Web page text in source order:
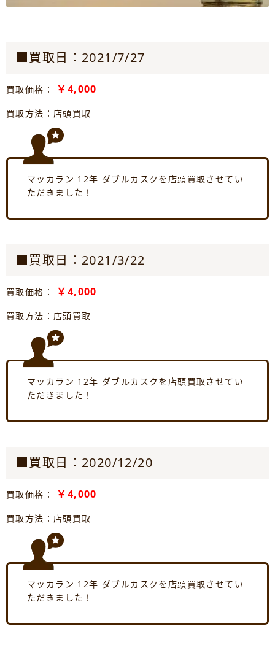
■買取日：2021/7/27
買取価格： ￥4,000
買取方法：店頭買取
マッカラン 12年 ダブルカスクを店頭買取させてい
ただきました！
■買取日：2021/3/22
買取価格： ￥4,000
買取方法：店頭買取
マッカラン 12年 ダブルカスクを店頭買取させてい
ただきました！
■買取日：2020/12/20
買取価格： ￥4,000
買取方法：店頭買取
マッカラン 12年 ダブルカスクを店頭買取させてい
ただきました！